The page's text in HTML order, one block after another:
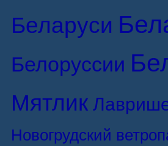
Беларуси
Белоруссии
Мятлик
Новогрудский